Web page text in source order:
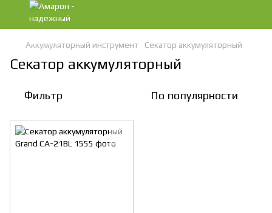
Аккумуляторный инструмент Секатор аккумуляторный
Секатор аккумуляторный
Фильтр По популярности